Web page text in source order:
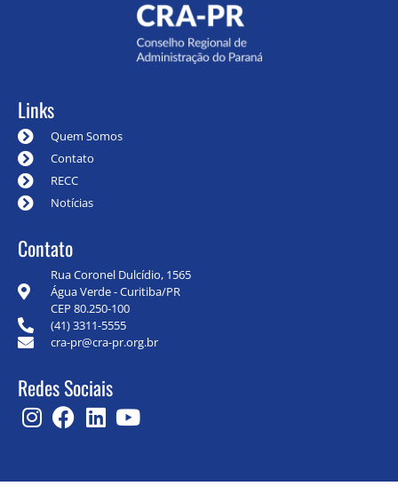
Links
Quem Somos
Contato
RECC
Notícias
Contato
Rua Coronel Dulcídio, 1565
Água Verde - Curitiba/PR
CEP 80.250-100
(41) 3311-5555
cra-pr@cra-pr.org.br
Redes Sociais